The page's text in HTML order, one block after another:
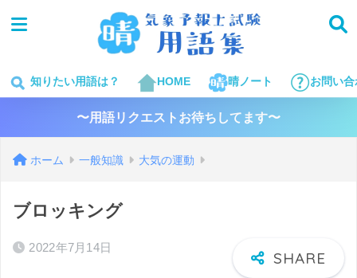
知りたい用語は？ HOME 晴ノート お問い
〜用語リクエストお待ちしてます〜
ホーム 一般知識 大気の運動
ブロッキング
2022年7月14日